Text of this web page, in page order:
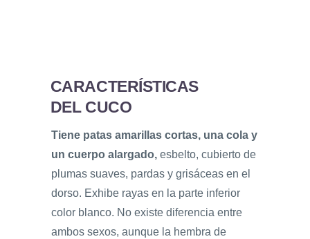
CARACTERÍSTICAS
DEL CUCO
Tiene patas amarillas cortas, una cola y
un cuerpo alargado, esbelto, cubierto de
plumas suaves, pardas y grisáceas en el
dorso. Exhibe rayas en la parte inferior
color blanco. No existe diferencia entre
ambos sexos, aunque la hembra de